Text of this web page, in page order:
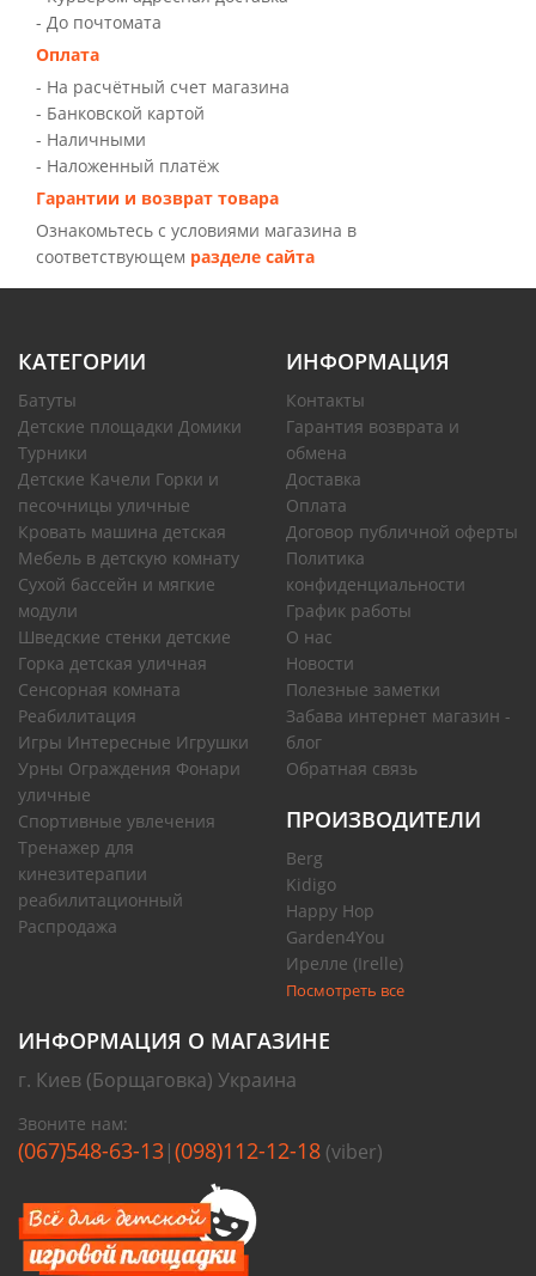
- До почтомата
Оплата
- На расчётный счет магазина
- Банковской картой
- Наличными
- Наложенный платёж
Гарантии и возврат товара
Ознакомьтесь с условиями магазина в
соответствующем разделе сайта
КАТЕГОРИИ
Батуты
Детские площадки Домики
Турники
Детские Качели Горки и
песочницы уличные
Кровать машина детская
Мебель в детскую комнату
Сухой бассейн и мягкие
модули
Шведские стенки детские
Горка детская уличная
Сенсорная комната
Реабилитация
Игры Интересные Игрушки
Урны Ограждения Фонари
уличные
Спортивные увлечения
Тренажер для
кинезитерапии
реабилитационный
Распродажа
ИНФОРМАЦИЯ
Контакты
Гарантия возврата и
обмена
Доставка
Оплата
Договор публичной оферты
Политика
конфиденциальности
График работы
О нас
Новости
Полезные заметки
Забава интернет магазин -
блог
Обратная связь
ПРОИЗВОДИТЕЛИ
Berg
Kidigo
Happy Hop
Garden4You
Ирелле (Irelle)
Посмотреть все
ИНФОРМАЦИЯ О МАГАЗИНЕ
г. Киев (Борщаговка) Украина
Звоните нам:
(067)548-63-13|(098)112-12-18 (viber)